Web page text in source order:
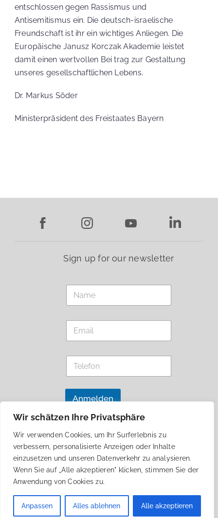
Wir schätzen Ihre Privatsphäre
Wir verwenden Cookies, um Ihr Surferlebnis zu
verbessern, personalisierte Anzeigen oder Inhalte
einzusetzen und unseren Datenverkehr zu analysieren.
Wenn Sie auf „Alle akzeptieren" klicken, stimmen Sie der
Anwendung von Cookies zu.
Anpassen Alles ablehnen Alle akzeptieren
MEIN KONTO
entschlossen gegen Rassismus und
Antisemitismus ein. Die deutsch-israelische
Freundschaft ist ihr ein wichtiges Anliegen. Die
Europäische Janusz Korczak Akademie leistet
damit einen wertvollen Bei trag zur Gestaltung
unseres gesellschaftlichen Lebens.
Dr. Markus Söder
Ministerpräsident des Freistaates Bayern
Sign up for our newsletter
f
e
e
o
n
e
l
e
f
o
n
N
m
E
a
T
l
e
n
Anmelden
ÜBER JANUSZ KORCZAK
KONTAKT
AGBS
DATENSCHUTZIMPRESSUM